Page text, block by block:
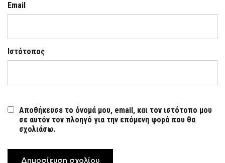
Email
Ιστότοπος
Αποθήκευσε το όνομά μου, email, και τον ιστότοπο μου
σε αυτόν τον πλοηγό για την επόμενη φορά που θα
σχολιάσω.